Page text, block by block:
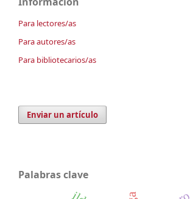
Para lectores/as
Para autores/as
Para bibliotecarios/as
Enviar un artículo
Palabras clave